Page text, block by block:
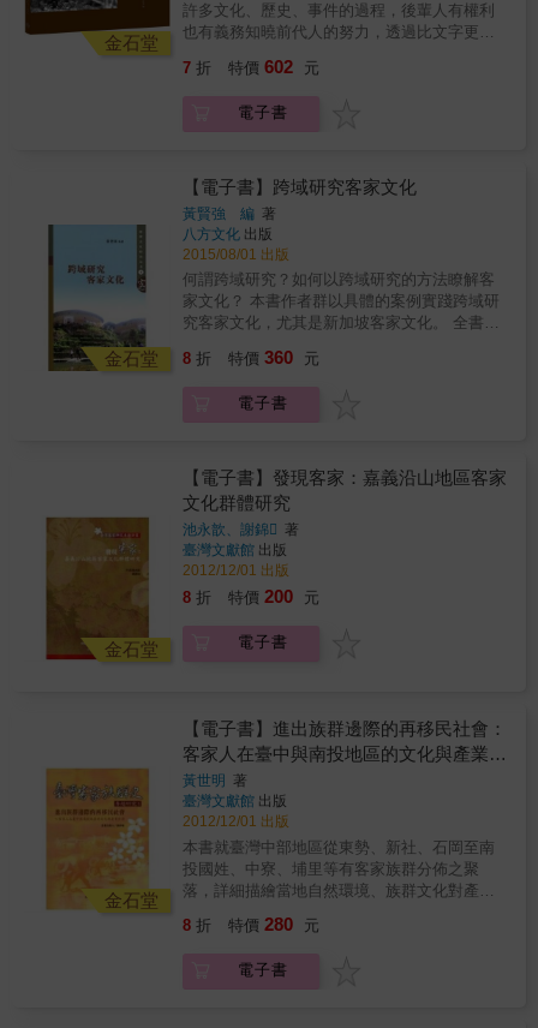
金石堂
許多文化、歷史、事件的過程，後輩人有權利
也有義務知曉前代人的努力，透過比文字更讓
的足跡有比較直觀的認識。以往攝影作品總是
類書籍，常常使得這些具時代意義的歷史照片
價格向民眾推廣這些前輩攝影家的偉大作品，
同時讓我們在遂行知曉前人努力的權利和義務
時能更容易一些，激發我們對前人更大的敬
意。
7 折 特價 602 元
電子書
金石堂
【電子書】跨域研究客家文化
黃賢強 編 著
八方文化 出版
2015/08/01 出版
何謂跨域研究？如何以跨域研究的方法瞭解客
家文化？ 本書作者群以具體的案例實踐跨域研
究客家文化，尤其是新加坡客家文化。 全書共
&rdquo;涉及不同地域的文化空間的比較，或從
虎豹別墅的比較，討論客家文化如何被呈現和
跨域化，也討論客家意識或泛華人意識如何在
文學作品中展現，以及客家文化如何透過會館
的刊物來傳承。第三輯&ldquo;風水文化與客家
意識&rdquo;分析新加坡客家人是如何在利用和
設計風水的過程中既實踐又變通傳統，也討論
客家廟堂網路如何構建跨國社會空間，以及論
析權力結構中的博弈與互動對新加坡客家意識
&rdquo;則分別討論新加坡客家姓氏組織的發展
版。
8 折 特價 360 元
電子書
金石堂
【電子書】發現客家：嘉義沿山地區客家
文化群體研究
池永歆、謝錦 著
臺灣文獻館 出版
2012/12/01 出版
8 折 特價 200 元
電子書
金石堂
【電子書】進出族群邊際的再移民社會：
客家人在臺中與南投地區的文化與產業經
濟
黃世明 著
臺灣文獻館 出版
2012/12/01 出版
本書就臺灣中部地區從東勢、新社、石岡至南
投國姓、中寮、埔里等有客家族群分佈之聚
落，詳細描繪當地自然環境、族群文化對產業
探討自然災害後的產業轉變與重建等議題，體
共同建構的多元文化、產業特色及現況。
8 折 特價 280 元
電子書